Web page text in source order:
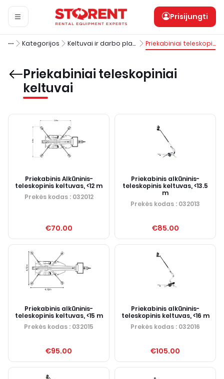
Prisijungti
Kategorijos Keltuvai ir darbo platformos Priekabiniai teleskopiniai keltuvai
Priekabiniai teleskopiniai
keltuvai
Priekabinis Alkūninis-
teleskopinis keltuvas, <12 m
Prekės kodas: 032012
€70.00
Priekabinis alkūninis-
teleskopinis keltuvas, <13.5
m
Prekės kodas : 032013
€85.00
Priekabinis alkūninis-
teleskopinis keltuvas, <15 m
Prekės kodas : 032015
€95.00
Priekabinis alkūninis-
teleskopinis keltuvas, <16 m
Prekės kodas : 032016
€105.00